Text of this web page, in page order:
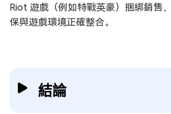
Riot 遊戲（例如特戰英豪）捆綁銷售
保與遊戲環境正確整合。
結論